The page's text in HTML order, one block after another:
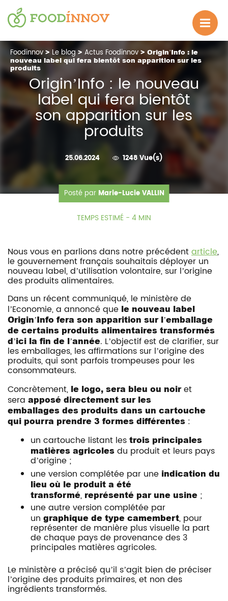
Foodinnov > Le blog> Actus Foodinnov > Origin’Info : le
nouveau label qui fera bientôt son apparition sur les
produits
Origin’Info : le nouveau
label qui fera bientôt
son apparition sur les
produits
25.06.2024 1248 Vue(s)
Posté par Marie-Lucie VALLIN
TEMPS ESTIMÉ - 4 MIN
Nous vous en parlions dans notre précédentarticle,
le gouvernement français souhaitais déployer un
nouveau label, d’utilisation volontaire, sur l’origine
des produits alimentaires.
Dans un récent communiqué, le ministère de
l’Economie, a annoncé que le nouveau label
Origin’Info fera son apparition sur l’emballage
de certains produits alimentaires transformés
d’ici la fin de l’année. L’objectif est de clarifier, sur
les emballages, les affirmations sur l’origine des
produits, qui sont parfois trompeuses pour les
consommateurs.
Concrètement, le logo, sera bleu ou noiret
sera apposé directement sur les
emballages des produits dans un cartouche
qui pourra prendre 3 formes différentes :
un cartouche listant les trois principales
matières agricoles du produit et leurs pays
d’origine ;
une version complétée par une indication du
lieu où le produit a été
transformé, représenté par une usine ;
une autre version complétée par
un graphique de type camembert, pour
représenter de manière plus visuelle la part
de chaque pays de provenance des 3
principales matières agricoles.
Le ministère a précisé qu’il s’agit bien de préciser
l’origine des produits primaires, et non des
ingrédients transformés.